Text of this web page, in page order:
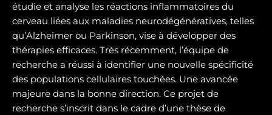
étudie et analyse les réactions inflammatoires du
cerveau liées aux maladies neurodégénératives, telles
qu’Alzheimer ou Parkinson, vise à développer des
thérapies efficaces. Très récemment, l’équipe de
recherche a réussi à identifier une nouvelle spécificité
des populations cellulaires touchées. Une avancée
majeure dans la bonne direction. Ce projet de
recherche s’inscrit dans le cadre d’une thèse de